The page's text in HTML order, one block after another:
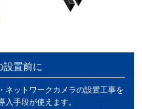
設置前に
ネットワークカメラの設置工事を
手段が使えます。